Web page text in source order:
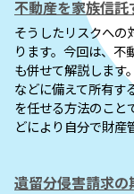
不動産を家族信
そうしたリスクへの
ります。今回は、不
も併せて解説します。
などに備えて所有す
を任せる方法のこと
どにより自分で財産
遺留分侵害請求